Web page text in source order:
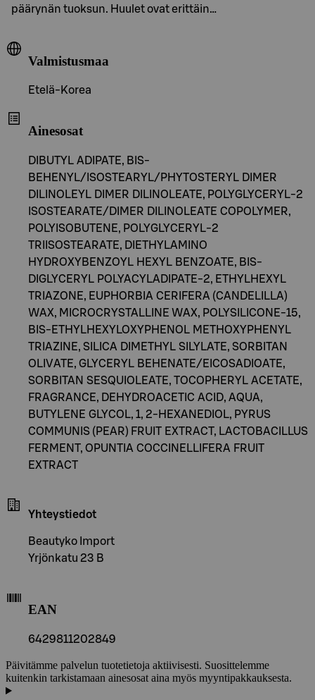
päärynän tuoksun. Huulet ovat erittäin…
Valmistusmaa
Etelä-Korea
Ainesosat
DIBUTYL ADIPATE, BIS-
BEHENYL/ISOSTEARYL/PHYTOSTERYL DIMER
DILINOLEYL DIMER DILINOLEATE, POLYGLYCERYL-2
ISOSTEARATE/DIMER DILINOLEATE COPOLYMER,
POLYISOBUTENE, POLYGLYCERYL-2
TRIISOSTEARATE, DIETHYLAMINO
HYDROXYBENZOYL HEXYL BENZOATE, BIS-
DIGLYCERYL POLYACYLADIPATE-2, ETHYLHEXYL
TRIAZONE, EUPHORBIA CERIFERA (CANDELILLA)
WAX, MICROCRYSTALLINE WAX, POLYSILICONE-15,
BIS-ETHYLHEXYLOXYPHENOL METHOXYPHENYL
TRIAZINE, SILICA DIMETHYL SILYLATE, SORBITAN
OLIVATE, GLYCERYL BEHENATE/EICOSADIOATE,
SORBITAN SESQUIOLEATE, TOCOPHERYL ACETATE,
FRAGRANCE, DEHYDROACETIC ACID, AQUA,
BUTYLENE GLYCOL, 1, 2-HEXANEDIOL, PYRUS
COMMUNIS (PEAR) FRUIT EXTRACT, LACTOBACILLUS
FERMENT, OPUNTIA COCCINELLIFERA FRUIT
EXTRACT
Yhteystiedot
Beautyko Import
Yrjönkatu 23 B
EAN
6429811202849
Päivitämme palvelun tuotetietoja aktiivisesti. Suosittelemme
kuitenkin tarkistamaan ainesosat aina myös myyntipakkauksesta.